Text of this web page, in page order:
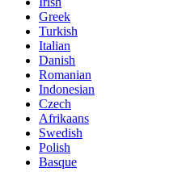
Greek
Turkish
Italian
Danish
Romanian
Indonesian
Czech
Afrikaans
Swedish
Polish
Basque